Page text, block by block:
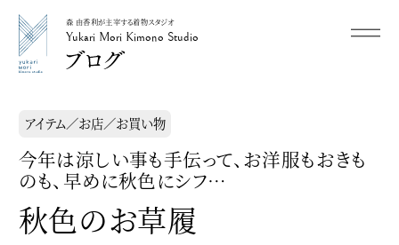
Yukari Mori Kimono Studio
森 由香利が主宰する着物スタジオ
Yukari Mori Kimono Studio メニュー
アイテム／お店／お買い物
今年は涼しい事も手伝って、お洋服もおきも
のも、早めに秋色にシフ…
秋色のお草履